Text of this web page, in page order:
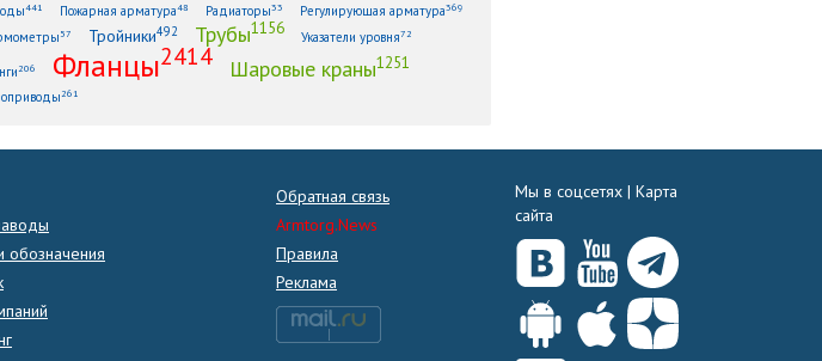
441 Пожарная арматура48 Радиаторы33 Регулирующая арматура369
57 Тройники492 Трубы1156 Указатели уровня72
206 Фланцы2414 Шаровые краны1251
261
обозначения
Обратная связь
Armtorg.News
Правила
Реклама
Мы в соцсетях | Карта
сайта